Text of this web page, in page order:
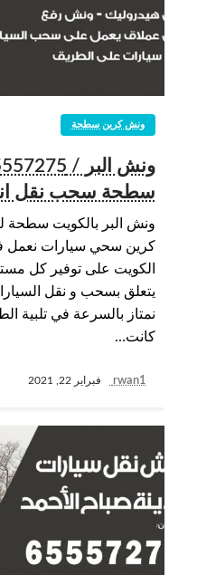
ونش كرين سطحة
سطحة سحب نقل
ونش البر بالكويت سطحة
كرين سحي سيارات نعمل
الكويت على توفير كل
يتعلق بسحب و نقل
نمتاز بالسرعة في تلبية
كانت…
rwan1 فبراير 22, 2021